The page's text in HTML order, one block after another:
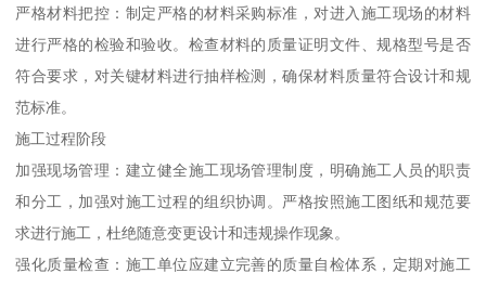
严格材料把控：制定严格的材料采购标准，对进入施工现场的材料
进行严格的检验和验收。检查材料的质量证明文件、规格型号是否
符合要求，对关键材料进行抽样检测，确保材料质量符合设计和规
范标准。
施工过程阶段
加强现场管理：建立健全施工现场管理制度，明确施工人员的职责
和分工，加强对施工过程的组织协调。严格按照施工图纸和规范要
求进行施工，杜绝随意变更设计和违规操作现象。
强化质量检查：施工单位应建立完善的质量自检体系，定期对施工